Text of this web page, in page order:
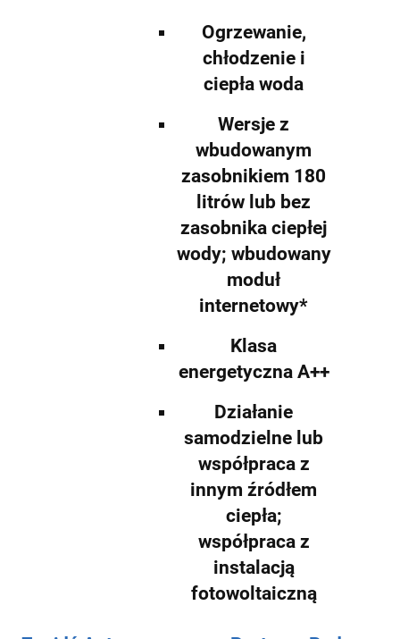
Ogrzewanie,
chłodzenie i
ciepła woda
Wersje z
wbudowanym
zasobnikiem 180
litrów lub bez
zasobnika ciepłej
wody; wbudowany
moduł
internetowy*
Klasa
energetyczna A++
Działanie
samodzielne lub
współpraca z
innym źródłem
ciepła;
współpraca z
instalacją
fotowoltaiczną